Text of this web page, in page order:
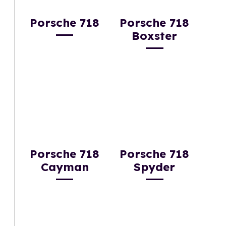
Porsche 718
Porsche 718
Boxster
Porsche 718
Cayman
Porsche 718
Spyder